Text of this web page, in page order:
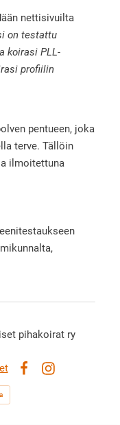
nettisivuilta
on testattu
koirasi PLL-
profiilin
pentueen, joka
terve. Tällöin
ilmoitettuna
pihakoirat ry